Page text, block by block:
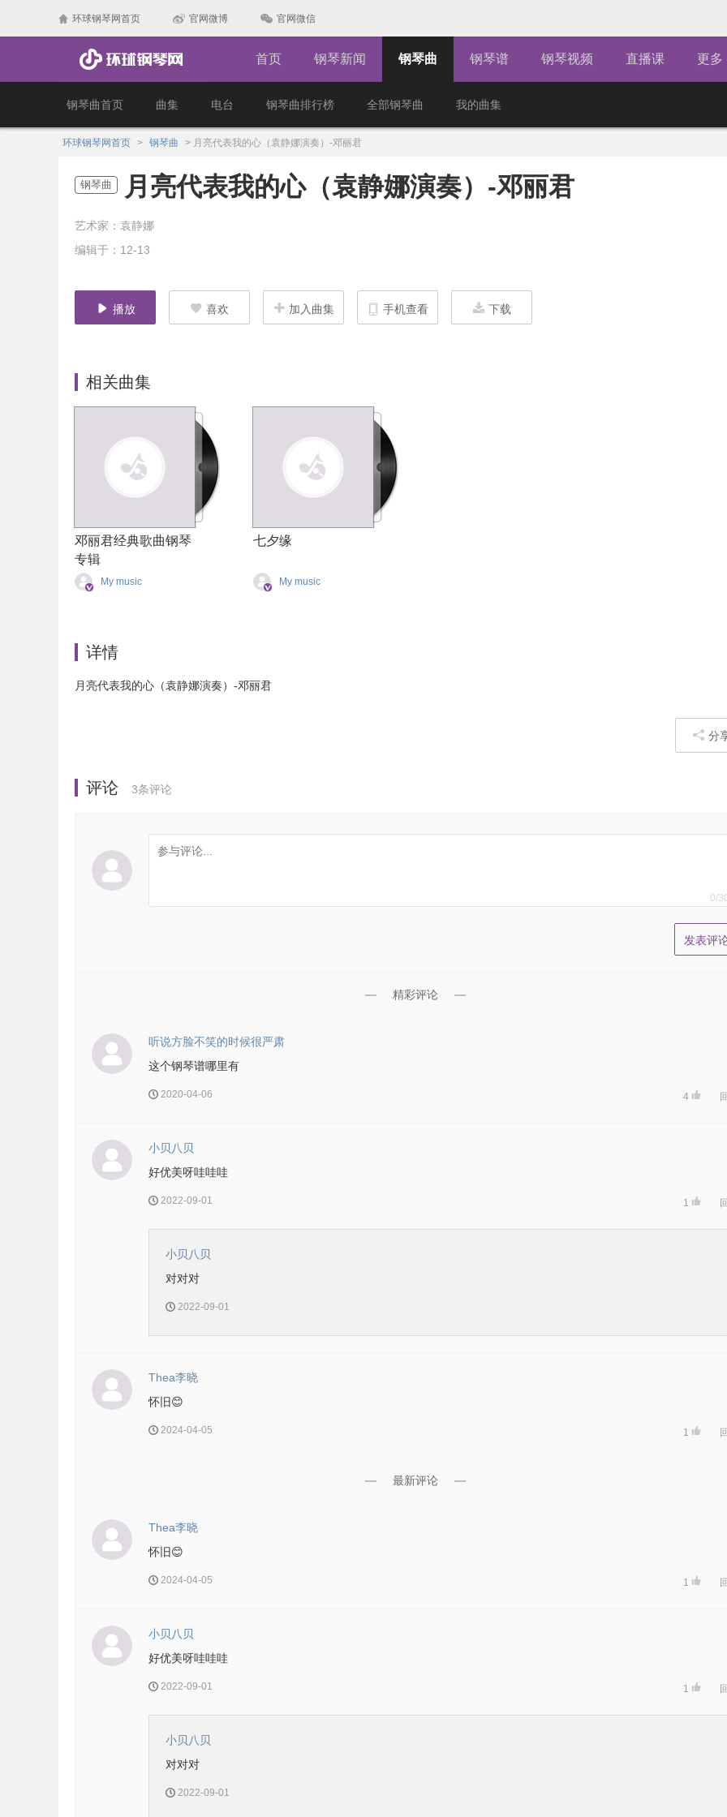
环球钢琴网首页 官网微博 官网微信
首页 钢琴新闻 钢琴曲 钢琴谱 钢琴视频 直播课 更多
钢琴曲首页 曲集 电台 钢琴曲排行榜 全部钢琴曲 我的曲集
环球钢琴网首页 > 钢琴曲 > 月亮代表我的心（袁静娜演奏）-邓丽君
钢琴曲 月亮代表我的心（袁静娜演奏）-邓丽君
艺术家：袁静娜
编辑于：12-13
播放 喜欢 加入曲集 手机查看 下载
相关曲集
邓丽君经典歌曲钢琴
专辑
My music
七夕缘
My music
详情
月亮代表我的心（袁静娜演奏）-邓丽君
分
评论 3条评论
0/
精彩评论
听说方脸不笑的时候很严肃
这个钢琴谱哪里有
2020-04-06 4
小贝八贝
好优美呀哇哇哇
2022-09-01 1
小贝八贝
对对对
2022-09-01
Thea李晓
怀旧😊
2024-04-05 1
最新评论
Thea李晓
怀旧😊
2024-04-05 1
小贝八贝
好优美呀哇哇哇
2022-09-01 1
小贝八贝
对对对
2022-09-01